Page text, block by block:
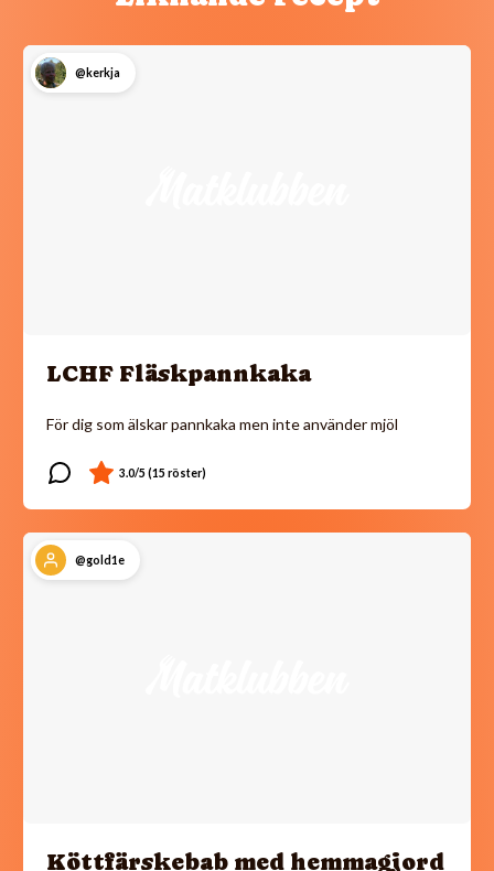
@kerkja
LCHF Fläskpannkaka
För dig som älskar pannkaka men inte använder mjöl
@gold1e
Köttfärskebab med hemmagjord